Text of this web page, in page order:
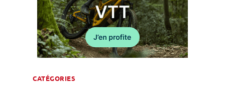
CATÉGORIES